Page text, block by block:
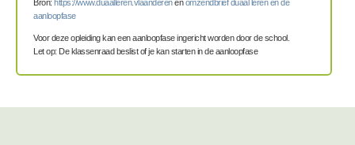
Bron: https://www.duaalleren.vlaanderenenomzendbrief duaal leren en de
aanloopfase
Voor deze opleiding kan een aanloopfase ingericht worden door de school.
Let op: De klassenraad beslist of je kan starten in de aanloopfase